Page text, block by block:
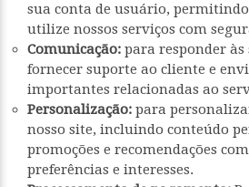
sua conta de usuário, permitindo
utilize nossos serviços com
Comunicação: para responder às
fornecer suporte ao cliente e
importantes relacionadas ao
Personalização: para
nosso site, incluindo conteúdo
promoções e recomendações
preferências e interesses.